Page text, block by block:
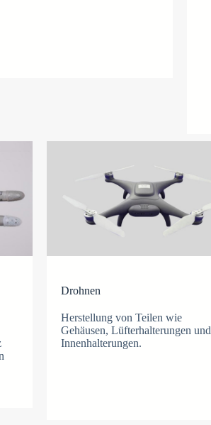
Drohnen
Herstellung von Teilen wie
Gehäusen, Lüfterhalterungen und
Innenhalterungen.